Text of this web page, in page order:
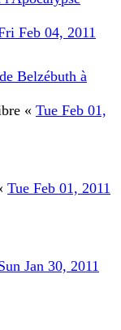
Feb 04, 2011
Belzébuth à
« Tue Feb 01,
Tue Feb 01, 2011
Jan 30, 2011